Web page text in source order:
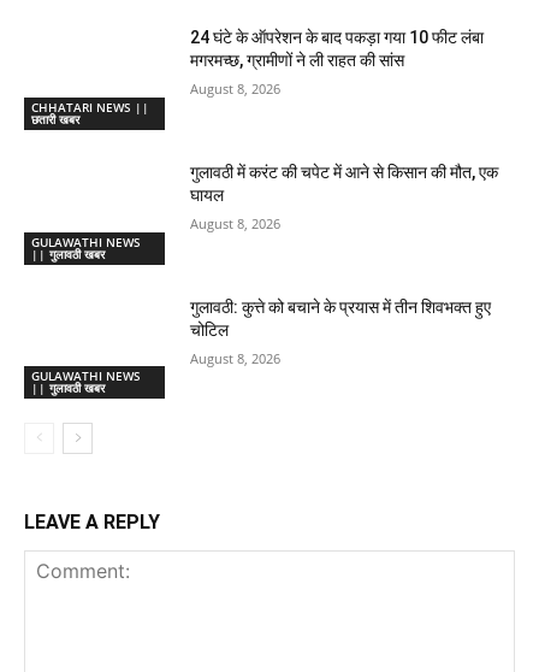
CHHATARI NEWS ||
छतारी खबर
24 घंटे के ऑपरेशन के बाद पकड़ा गया 10 फीट लंबा
मगरमच्छ, ग्रामीणों ने ली राहत की सांस
August 8, 2026
GULAWATHI NEWS
|| गुलावठी खबर
गुलावठी में करंट की चपेट में आने से किसान की मौत, एक
घायल
August 8, 2026
GULAWATHI NEWS
|| गुलावठी खबर
गुलावठी: कुत्ते को बचाने के प्रयास में तीन शिवभक्त हुए
चोटिल
August 8, 2026
LEAVE A REPLY